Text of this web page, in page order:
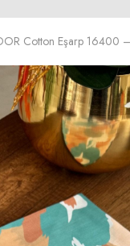
Cotton Eşarp 16400